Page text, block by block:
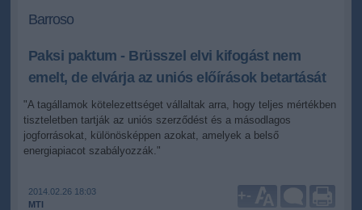
Barroso
Paksi paktum - Brüsszel elvi kifogást nem
emelt, de elvárja az uniós előírások betartását
"A tagállamok kötelezettséget vállaltak arra, hogy teljes mértékben
tiszteletben tartják az uniós szerződést és a másodlagos
jogforrásokat, különösképpen azokat, amelyek a belső
energiapiacot szabályozzák."
2014.02.26 18:03
MTI
+-